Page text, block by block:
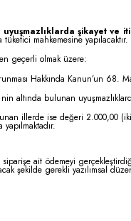
şikayet ve
mahkemesine
geçerli olmak üzere:
Hakkında Kanun’un
altında bulunan
illerde ise değeri 2.000,00
ait ödemeyi
şekilde gerekli yazılımsal